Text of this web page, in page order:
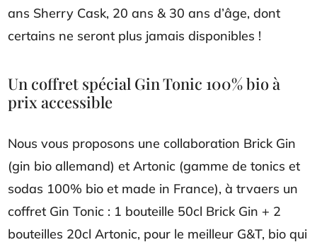
ans Sherry Cask, 20 ans & 30 ans d’âge, dont
certains ne seront plus jamais disponibles !
Un coffret spécial Gin Tonic 100% bio à
prix accessible
Nous vous proposons une collaboration Brick Gin
(gin bio allemand) et Artonic (gamme de tonics et
sodas 100% bio et made in France), à trvaers un
coffret Gin Tonic : 1 bouteille 50cl Brick Gin + 2
bouteilles 20cl Artonic, pour le meilleur G&T, bio qui